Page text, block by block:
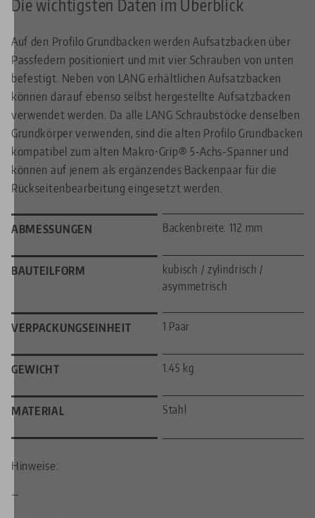
Die wichtigsten Daten im Überblick
Auf den Profilo Grundbacken werden Aufsatzbacken über
Passfedern positioniert und mit vier Schrauben von unten
befestigt. Neben von LANG erhältlichen Aufsatzbacken
können darauf ebenso selbst hergestellte Aufsatzbacken
verwendet werden. Da alle LANG Schraubstöcke denselben
Grundkörper verwenden, sind die alten Profilo Grundbacken
kompatibel zum alten Makro•Grip® 5-Achs-Spanner und
können auf jenem als ergänzendes Backenpaar für die
Rückseitenbearbeitung eingesetzt werden.
ABMESSUNGEN Backenbreite: 112 mm
BAUTEILFORM
kubisch / zylindrisch /
asymmetrisch
VERPACKUNGSEINHEIT 1 Paar
GEWICHT 1.45 kg
MATERIAL Stahl
Hinweise:
—